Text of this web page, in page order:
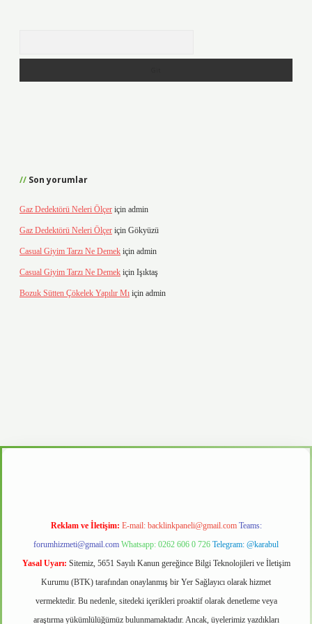
Son yorumlar
Gaz Dedektörü Neleri Ölçer için admin
Gaz Dedektörü Neleri Ölçer için Gökyüzü
Casual Giyim Tarzı Ne Demek için admin
Casual Giyim Tarzı Ne Demek için Işıktaş
Bozuk Sütten Çökelek Yapılır Mı için admin
Reklam ve İletişim: E-mail: backlinkpaneli@gmail.com Teams:
forumhizmeti@gmail.com Whatsapp: 0262 606 0 726 Telegram: @karabul
Yasal Uyarı: Sitemiz, 5651 Sayılı Kanun gereğince Bilgi Teknolojileri ve İletişim
Kurumu (BTK) tarafından onaylanmış bir Yer Sağlayıcı olarak hizmet
vermektedir. Bu nedenle, sitedeki içerikleri proaktif olarak denetleme veya
araştırma yükümlülüğümüz bulunmamaktadır. Ancak, üyelerimiz yazdıkları